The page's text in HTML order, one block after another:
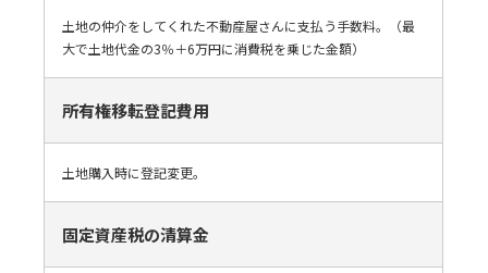
土地の仲介をしてくれた不動産屋さんに支払う手数料。（最
大で土地代金の3％＋6万円に消費税を乗じた金額）
所有権移転登記費用
土地購入時に登記変更。
固定資産税の清算金